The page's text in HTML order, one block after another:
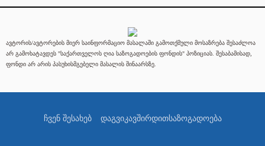
ავტორის/ავტორების მიერ საინფორმაციო მასალაში გამოთქმული მოსაზრება შესაძლოა
არ გამოხატავდეს "საქართველოს ღია საზოგადოების ფონდის" პოზიციას. შესაბამისად,
ფონდი არ არის პასუხისმგებელი მასალის შინაარსზე.
ჩვენ შესახებ დაგვიკავშირდითსაზოგადოება